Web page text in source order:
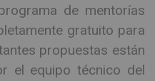
de mentorías
gratuito para
propuestas están
el equipo técnico del